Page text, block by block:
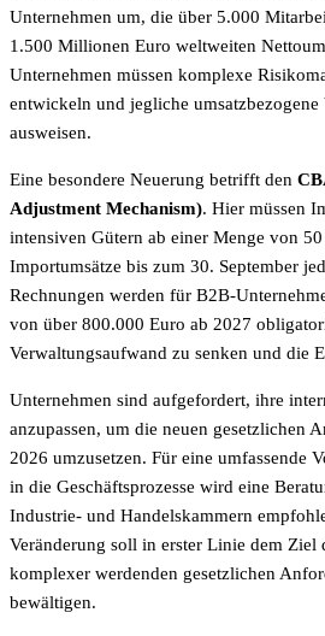
Unternehmen um, die über 5.000
1.500 Millionen Euro weltweiten
Unternehmen müssen komplexe
entwickeln und jegliche
ausweisen.
Eine besondere Neuerung betrifft den
Adjustment Mechanism). Hier müssen
intensiven Gütern ab einer Menge von
Importumsätze bis zum 30. September
Rechnungen werden für B2B-
von über 800.000 Euro ab 2027
Verwaltungsaufwand zu senken und die
Unternehmen sind aufgefordert, ihre
anzupassen, um die neuen gesetzlichen
2026 umzusetzen. Für eine umfassende
in die Geschäftsprozesse wird eine
Industrie- und Handelskammern
Veränderung soll in erster Linie dem Ziel
komplexer werdenden gesetzlichen
bewältigen.